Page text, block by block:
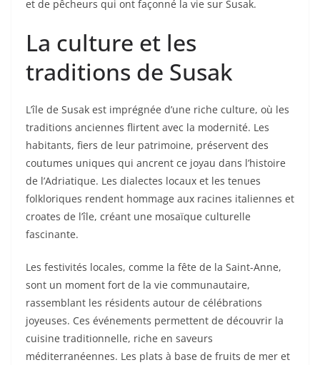
et de pêcheurs qui ont façonné la vie sur Susak.
La culture et les
traditions de Susak
L’île de Susak est imprégnée d’une riche culture, où les
traditions anciennes flirtent avec la modernité. Les
habitants, fiers de leur patrimoine, préservent des
coutumes uniques qui ancrent ce joyau dans l’histoire
de l’Adriatique. Les dialectes locaux et les tenues
folkloriques rendent hommage aux racines italiennes et
croates de l’île, créant une mosaïque culturelle
fascinante.
Les festivités locales, comme la fête de la Saint-Anne,
sont un moment fort de la vie communautaire,
rassemblant les résidents autour de célébrations
joyeuses. Ces événements permettent de découvrir la
cuisine traditionnelle, riche en saveurs
méditerranéennes. Les plats à base de fruits de mer et